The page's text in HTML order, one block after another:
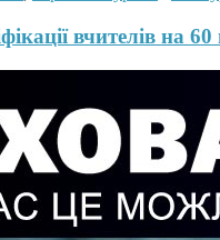
вчителів на